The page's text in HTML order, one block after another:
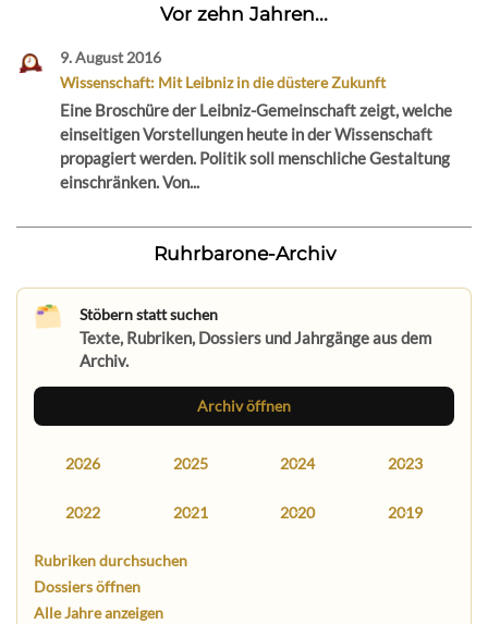
Vor zehn Jahren...
9. August 2016
Wissenschaft: Mit Leibniz in die düstere Zukunft
Eine Broschüre der Leibniz-Gemeinschaft zeigt, welche
einseitigen Vorstellungen heute in der Wissenschaft
propagiert werden. Politik soll menschliche Gestaltung
einschränken. Von...
Ruhrbarone-Archiv
Stöbern statt suchen
Texte, Rubriken, Dossiers und Jahrgänge aus dem
Archiv.
Archiv öffnen
2026 2025 2024 2023
2022 2021 2020 2019
Rubriken durchsuchen
Dossiers öffnen
Alle Jahre anzeigen